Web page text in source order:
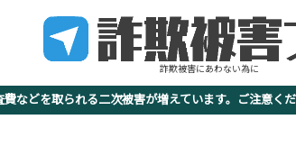
詐欺被害にあわない為に
費などを取られる二次被害が増えています。ご